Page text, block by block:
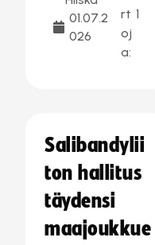
01.07.2
026
rt
oj
a:
1
Salibandylii
ton hallitus
täydensi
maajoukkue